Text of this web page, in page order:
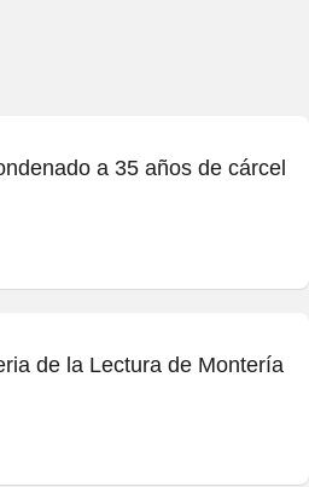
a 35 años de cárcel
de la Lectura de Montería